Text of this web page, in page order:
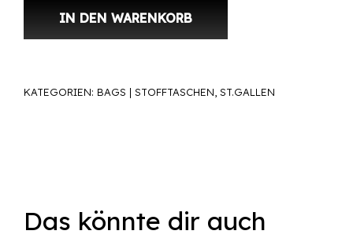
IN DEN WARENKORB
KATEGORIEN: BAGS | STOFFTASCHEN, ST.GALLEN
Das könnte dir auch